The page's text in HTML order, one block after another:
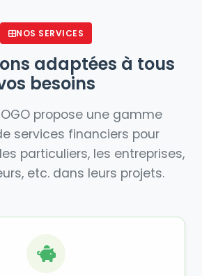
NOS SERVICES
adaptées à tous
besoins
propose une gamme
services financiers pour
particuliers, les entreprises,
etc. dans leurs projets.